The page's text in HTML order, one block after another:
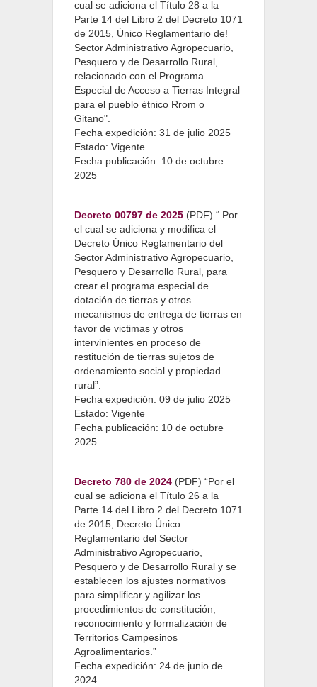
cual se adiciona el Título 28 a la
Parte 14 del Libro 2 del Decreto 1071
de 2015, Único Reglamentario de!
Sector Administrativo Agropecuario,
Pesquero y de Desarrollo Rural,
relacionado con el Programa
Especial de Acceso a Tierras Integral
para el pueblo étnico Rrom o
Gitano".
Fecha expedición: 31 de julio 2025
Estado: Vigente
Fecha publicación: 10 de octubre
2025
Decreto 00797 de 2025(PDF) “ Por
el cual se adiciona y modifica el
Decreto Único Reglamentario del
Sector Administrativo Agropecuario,
Pesquero y Desarrollo Rural, para
crear el programa especial de
dotación de tierras y otros
mecanismos de entrega de tierras en
favor de victimas y otros
intervinientes en proceso de
restitución de tierras sujetos de
ordenamiento social y propiedad
rural”.
Fecha expedición: 09 de julio 2025
Estado: Vigente
Fecha publicación: 10 de octubre
2025
Decreto 780 de 2024(PDF) “Por el
cual se adiciona el Título 26 a la
Parte 14 del Libro 2 del Decreto 1071
de 2015, Decreto Único
Reglamentario del Sector
Administrativo Agropecuario,
Pesquero y de Desarrollo Rural y se
establecen los ajustes normativos
para simplificar y agilizar los
procedimientos de constitución,
reconocimiento y formalización de
Territorios Campesinos
Agroalimentarios.”
Fecha expedición: 24 de junio de
2024